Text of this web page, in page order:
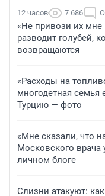
12 часов 7 686
«Не привози их мне
разводит голубей,
возвращаются
«Расходы на
многодетная семья
Турцию — фото
«Мне сказали, что
Московского врача
личном блоге
Слизни атакуют: